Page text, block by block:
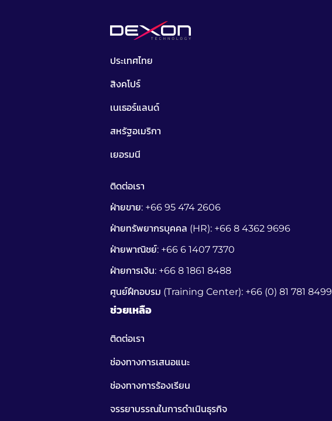
ประเทศไทย
สิงคโปร์
เนเธอร์แลนด์
สหรัฐอเมริกา
เยอรมนี
ติดต่อเรา
ฝ่ายขาย: +66 95 474 2606
ฝ่ายทรัพยากรบุคคล (HR): +66 8 4362 9696
ฝ่ายพาณิชย์: +66 6 1407 7370
ฝ่ายการเงิน: +66 8 1861 8488
ศูนย์ฝึกอบรม (Training Center): +66 (0) 81 781 8499
ช่วยเหลือ
ติดต่อเรา
ช่องทางการเสนอแนะ
ช่องทางการร้องเรียน
จรรยาบรรณในการดำเนินธุรกิจ